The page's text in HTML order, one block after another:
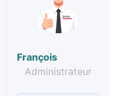
François
Administrateur